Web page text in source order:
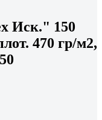
150
470 гр/м2,